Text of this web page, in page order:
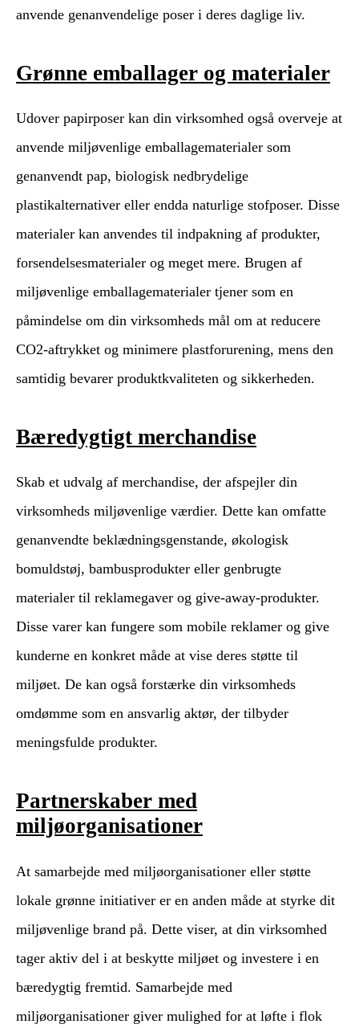
anvende genanvendelige poser i deres daglige liv.
Grønne emballager og materialer
Udover papirposer kan din virksomhed også overveje at
anvende miljøvenlige emballagematerialer som
genanvendt pap, biologisk nedbrydelige
plastikalternativer eller endda naturlige stofposer. Disse
materialer kan anvendes til indpakning af produkter,
forsendelsesmaterialer og meget mere. Brugen af
miljøvenlige emballagematerialer tjener som en
påmindelse om din virksomheds mål om at reducere
CO2-aftrykket og minimere plastforurening, mens den
samtidig bevarer produktkvaliteten og sikkerheden.
Bæredygtigt merchandise
Skab et udvalg af merchandise, der afspejler din
virksomheds miljøvenlige værdier. Dette kan omfatte
genanvendte beklædningsgenstande, økologisk
bomuldstøj, bambusprodukter eller genbrugte
materialer til reklamegaver og give-away-produkter.
Disse varer kan fungere som mobile reklamer og give
kunderne en konkret måde at vise deres støtte til
miljøet. De kan også forstærke din virksomheds
omdømme som en ansvarlig aktør, der tilbyder
meningsfulde produkter.
Partnerskaber med
miljøorganisationer
At samarbejde med miljøorganisationer eller støtte
lokale grønne initiativer er en anden måde at styrke dit
miljøvenlige brand på. Dette viser, at din virksomhed
tager aktiv del i at beskytte miljøet og investere i en
bæredygtig fremtid. Samarbejde med
miljøorganisationer giver mulighed for at løfte i flok